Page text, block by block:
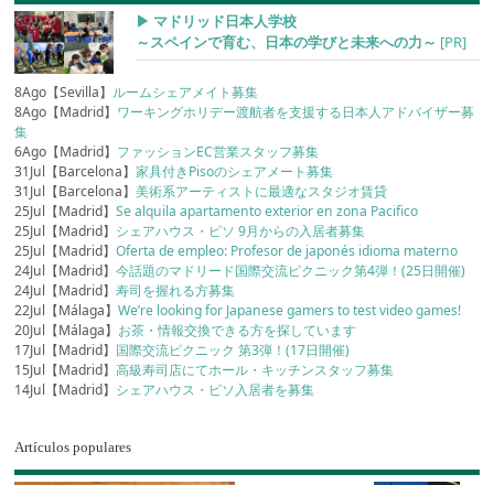
▶︎ マドリッド日本人学校
～スペインで育む、日本の学びと未来への力～ [PR]
8Ago【Sevilla】 ルームシェアメイト募集
8Ago【Madrid】 ワーキングホリデー渡航者を支援する日本人アドバイザー募
集
6Ago【Madrid】 ファッションEC営業スタッフ募集
31Jul【Barcelona】家具付きPisoのシェアメート募集
31Jul【Barcelona】美術系アーティストに最適なスタジオ賃貸
25Jul【Madrid】Se alquila apartamento exterior en zona Pacifico
25Jul【Madrid】 シェアハウス・ピソ 9月からの入居者募集
25Jul【Madrid】Oferta de empleo: Profesor de japonés idioma materno
24Jul【Madrid】今話題のマドリード国際交流ピクニック第4弾！(25日開催)
24Jul【Madrid】寿司を握れる方募集
22Jul【Málaga】We’re looking for Japanese gamers to test video games!
20Jul【Málaga】 お茶・情報交換できる方を探しています
17Jul【Madrid】 国際交流ピクニック 第3弾！(17日開催)
15Jul【Madrid】高級寿司店にてホール・キッチンスタッフ募集
14Jul【Madrid】 シェアハウス・ピソ入居者を募集
Artículos populares